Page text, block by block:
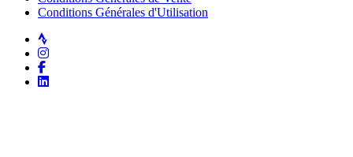
Conditions Générales d'Utilisation
Strava
Instagram
Facebook
LinkedIn